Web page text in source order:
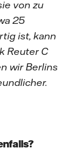
von zu
25
ist, kann
Reuter C
wir Berlins